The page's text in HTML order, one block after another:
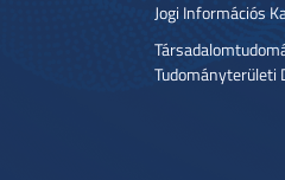
Jogi Információs
Tudományterületi